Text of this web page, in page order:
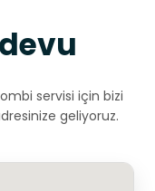
servisi için bizi
geliyoruz.